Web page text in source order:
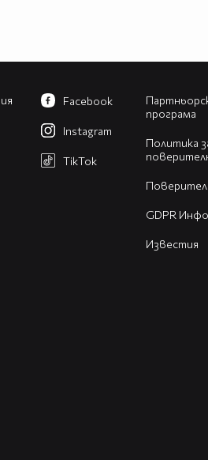
програма
Политика
GDPR Инфо
Известия
Facebook
Instagram
TikTok